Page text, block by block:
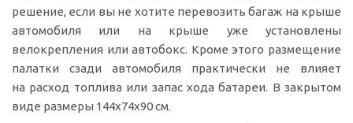
решение, если вы не хотите перевозить багаж на крыше
автомобиля или на крыше уже установлены
велокрепления или автобокс. Кроме этого размещение
палатки сзади автомобиля практически не влияет
на расход топлива или запас хода батареи. В закрытом
виде размеры 144х74х90 см.